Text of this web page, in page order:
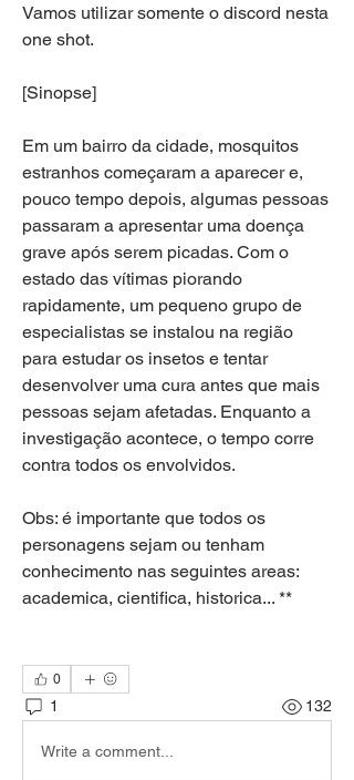
Vamos utilizar somente o discord nesta
one shot.
[Sinopse]
Em um bairro da cidade, mosquitos
estranhos começaram a aparecer e,
pouco tempo depois, algumas pessoas
passaram a apresentar uma doença
grave após serem picadas. Com o
estado das vítimas piorando
rapidamente, um pequeno grupo de
especialistas se instalou na região
para estudar os insetos e tentar
desenvolver uma cura antes que mais
pessoas sejam afetadas. Enquanto a
investigação acontece, o tempo corre
contra todos os envolvidos.
Obs: é importante que todos os
personagens sejam ou tenham
conhecimento nas seguintes areas:
academica, cientifica, historica... **
0
1 132
Write a comment...